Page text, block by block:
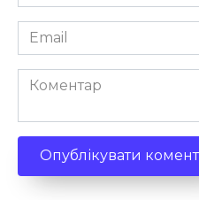
*
Email
*
Коментар